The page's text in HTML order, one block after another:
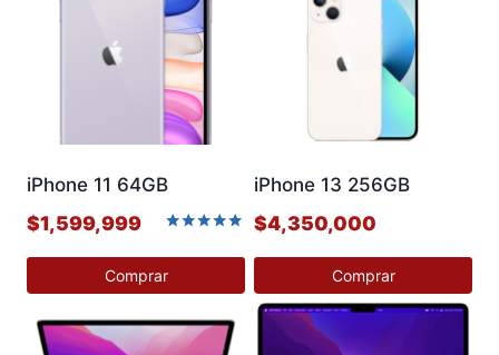
iPhone 11 64GB
5.00
de 5
$1,599,999
Comprar
producto
iPhone 13 256GB
$4,350,000
Comprar
Este
producto